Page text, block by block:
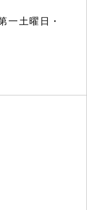
一土曜日・